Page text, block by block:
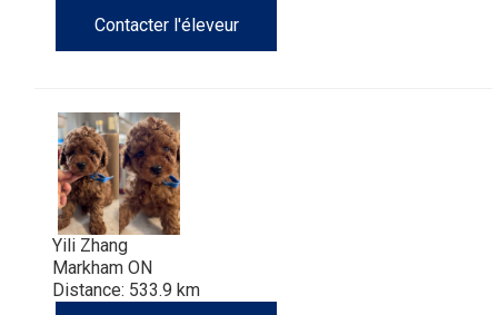
Contacter l'éleveur
Yili Zhang
Markham ON
Distance: 533.9 km